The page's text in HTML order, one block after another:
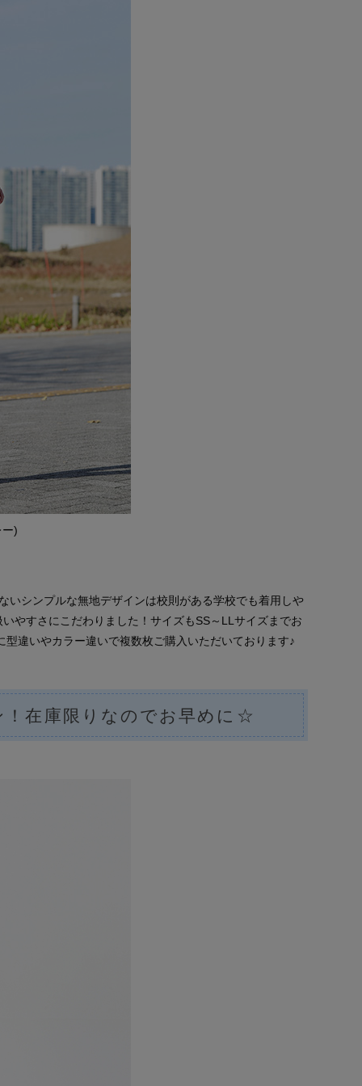
)
いシンプルな無地デザインは校則がある学校でも着用しや
やすさにこだわりました！サイズもSS～LLサイズまでお
違いやカラー違いで複数枚ご購入いただいております♪
！在庫限りなのでお早めに☆